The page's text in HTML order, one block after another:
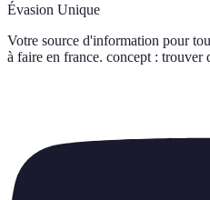
Évasion Unique
Votre source d'information pour
à faire en france. concept : trouver